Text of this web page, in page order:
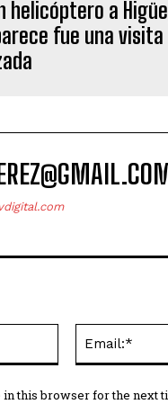
helicóptero a
fue una visita
in this browser for the next